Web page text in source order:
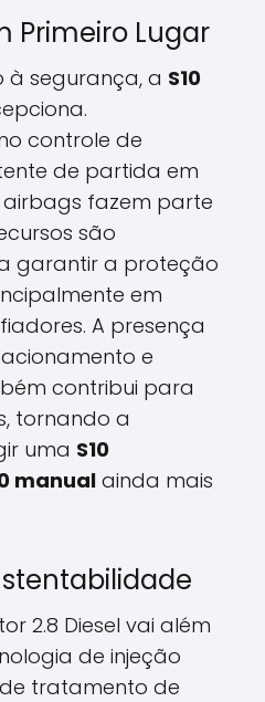
Primeiro Lugar
à segurança, a S10
controle de
de partida em
fazem parte
são
garantir a proteção
em
A presença
e
contribui para
tornando a
uma S10
manual ainda mais
2.8 Diesel vai além
de injeção
tratamento de